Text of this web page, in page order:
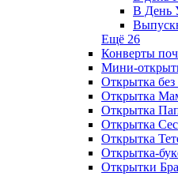
В День
Ещё 26
Конверты
Мини-
Открытка
Открытка
Открытка
Открытка
Открытка
Открытка-
Открытки